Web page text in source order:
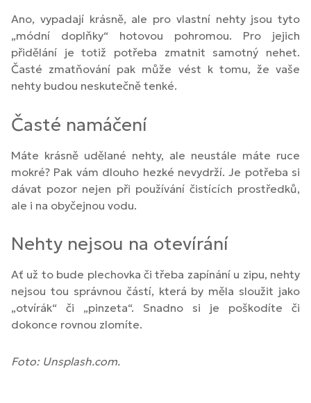
Ano, vypadají krásně, ale pro vlastní nehty jsou tyto
„módní doplňky“ hotovou pohromou. Pro jejich
přidělání je totiž potřeba zmatnit samotný nehet.
Časté zmatňování pak může vést k tomu, že vaše
nehty budou neskutečně tenké.
Časté namáčení
Máte krásně udělané nehty, ale neustále máte ruce
mokré? Pak vám dlouho hezké nevydrží. Je potřeba si
dávat pozor nejen při používání čistících prostředků,
ale i na obyčejnou vodu.
Nehty nejsou na otevírání
Ať už to bude plechovka či třeba zapínání u zipu, nehty
nejsou tou správnou částí, která by měla sloužit jako
„otvírák“ či „pinzeta“. Snadno si je poškodíte či
dokonce rovnou zlomíte.
Foto: Unsplash.com.